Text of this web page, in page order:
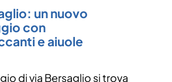
un nuovo
con
e aiuole
di via Bersaglio si trova